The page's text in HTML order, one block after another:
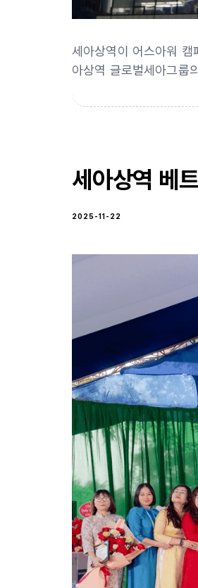
세아상역이 어스아워
아상역 글로벌세아그룹
세아상역 베
2025-11-22